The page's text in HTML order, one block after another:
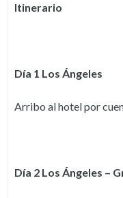
Itinerario
Día 1 Los Ángeles
Arribo al hotel por
Día 2 Los Ángeles –